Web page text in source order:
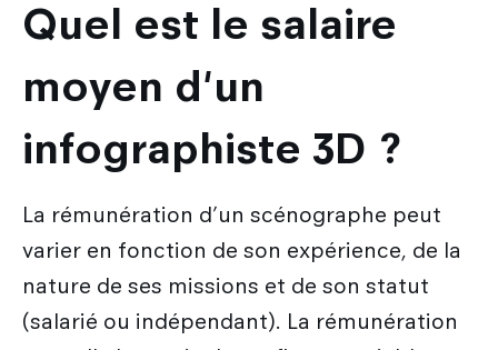
Quel est le salaire
moyen d'un
infographiste 3D ?
La rémunération d’un scénographe peut
varier en fonction de son expérience, de la
nature de ses missions et de son statut
(salarié ou indépendant). La rémunération